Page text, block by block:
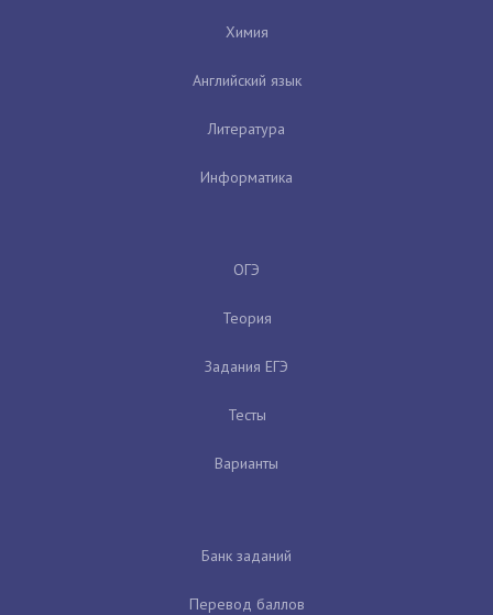
Химия
Английский язык
Литература
Информатика
ОГЭ
Теория
Задания ЕГЭ
Тесты
Варианты
Банк заданий
Перевод баллов